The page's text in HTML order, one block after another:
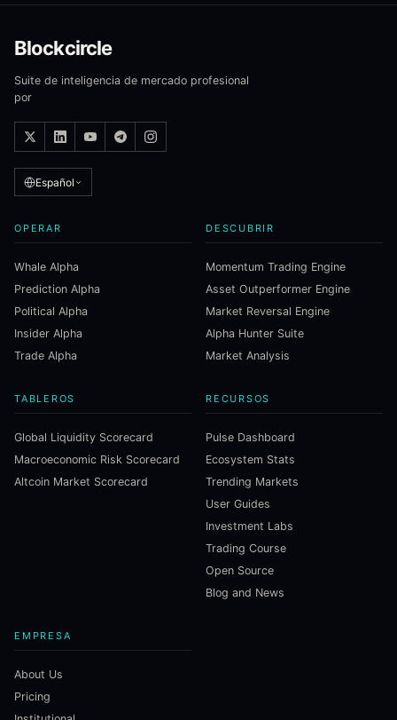
Blockcircle
Suite de inteligencia de mercado profesional
por
Español
OPERAR
Whale Alpha
Prediction Alpha
Political Alpha
Insider Alpha
Trade Alpha
DESCUBRIR
Momentum Trading Engine
Asset Outperformer Engine
Market Reversal Engine
Alpha Hunter Suite
Market Analysis
TABLEROS
Global Liquidity Scorecard
Macroeconomic Risk Scorecard
Altcoin Market Scorecard
RECURSOS
Pulse Dashboard
Ecosystem Stats
Trending Markets
User Guides
Investment Labs
Trading Course
Open Source
Blog and News
EMPRESA
About Us
Pricing